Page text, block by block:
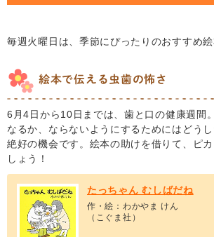
毎週火曜日は、季節にぴったりのおすすめ絵
絵本で伝える虫歯の怖さ
6月4日から10日までは、歯と口の健康週間
なるか、ならないようにするためにはどうし
絶好の機会です。絵本の助けを借りて、ピ
しょう！
たっちゃん むしばだね
作・絵：わかやま けん
（こぐま社）